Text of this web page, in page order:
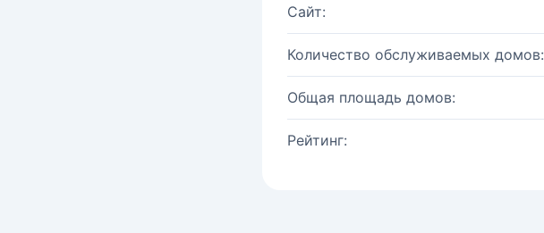
Сайт:
Количество обслуживаемых домов:
Общая площадь домов:
Рейтинг: